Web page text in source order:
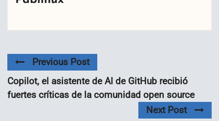
Previous Post
Copilot, el asistente de AI de GitHub recibió
fuertes críticas de la comunidad open source
Next Post